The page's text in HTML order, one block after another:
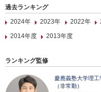
過去ランキング
2024年
2023年 2022年
2014年度
2013年度
ランキング監修
慶應義塾大学理
（非常勤）